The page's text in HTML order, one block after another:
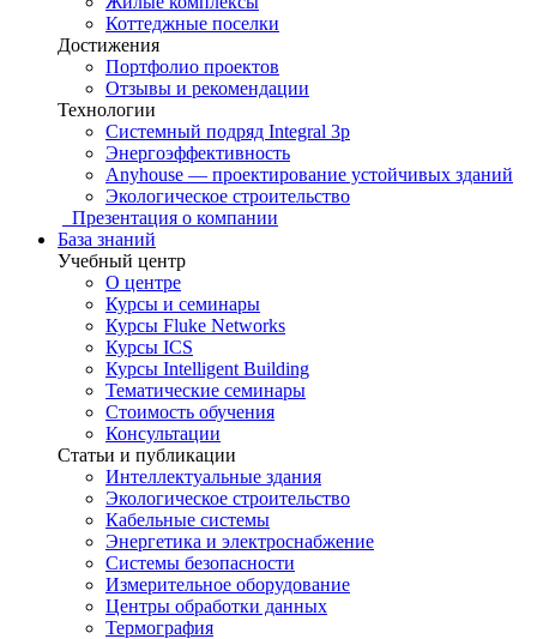
Коттеджные поселки
Достижения
Портфолио проектов
Отзывы и рекомендации
Технологии
Системный подряд Integral 3p
Энергоэффективность
Anyhouse — проектирование устойчивых зданий
Экологическое строительство
Презентация о компании
База знаний
Учебный центр
О центре
Курсы и семинары
Курсы Fluke Networks
Курсы ICS
Курсы Intelligent Building
Тематические семинары
Стоимость обучения
Консультации
Статьи и публикации
Интеллектуальные здания
Экологическое строительство
Кабельные системы
Энергетика и электроснабжение
Системы безопасности
Измерительное оборудование
Центры обработки данных
Термография